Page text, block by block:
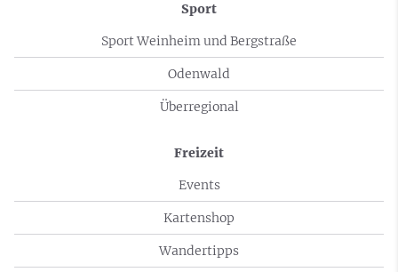
Sport
Sport Weinheim und Bergstraße
Odenwald
Überregional
Freizeit
Events
Kartenshop
Wandertipps